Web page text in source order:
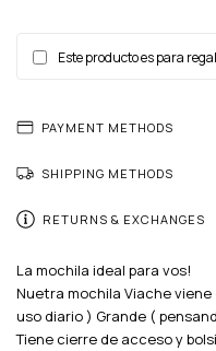
Este producto es para
PAYMENT METHODS
SHIPPING METHODS
RETURNS & EXCHANGES
La mochila ideal para vos!
Nuetra mochila Viache
uso diario ) Grande (
Tiene cierre de acceso y